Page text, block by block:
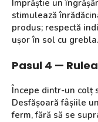
Împrăștie un
stimulează
produs; respectă
ușor în sol cu grebla.
Pasul 4 —
Începe dintr-un colț
Desfășoară fâșiile
ferm, fără să se